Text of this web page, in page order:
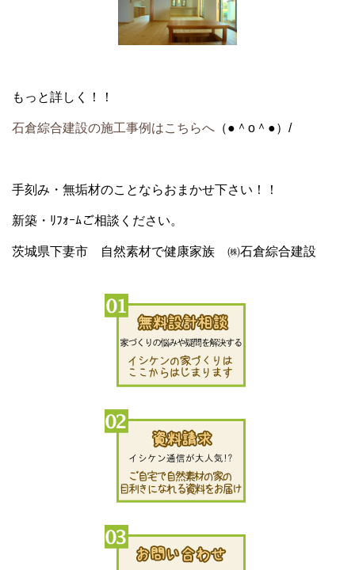
もっと詳しく！！
石倉綜合建設の施工事例はこちらへ （●＾o＾●）/
手刻み・無垢材のことならおまかせ下さい！！
新築・ﾘﾌｫｰﾑご相談ください。
茨城県下妻市 自然素材で健康家族 ㈱石倉綜合建設